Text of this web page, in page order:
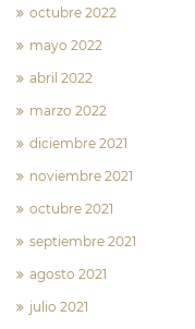
octubre 2022
mayo 2022
abril 2022
marzo 2022
diciembre 2021
noviembre 2021
octubre 2021
septiembre 2021
agosto 2021
julio 2021